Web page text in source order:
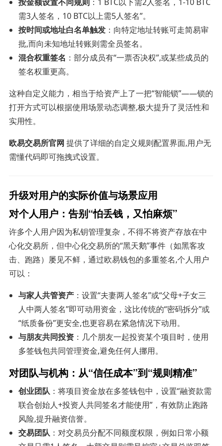
需3人签名，10 BTC以上需5人签名”。
按时间或地址白名单触发 ：向特定地址转账可走简易审
批,而向未知地址转账则需全员签名。
混合权重签名 ：部分成员有“一票否决权”,或某些成员的
签名权重更高。
这种自定义能力，相当于给资产上了一把“智能锁”——锁的
打开方式可以根据使用场景动态调整,极大提升了灵活性和
实用性。
欧易交易所官网 提供了详细的自定义规则配置界面,用户无
需懂代码即可拖拽式设置。
升级对用户的实际价值与场景应用
对个人用户：告别“怕丢钱，又怕麻烦”
许多个人用户因为私钥管理复杂，不得不将资产存放在中
心化交易所，但中心化交易所的“黑天鹅”事件（如黑客攻
击、跑路）屡见不鲜，通过欧易钱包的多重签名,个人用户
可以：
与家人共管资产 ：设置“夫妻两人签名”或“父母+子女三
人中两人签名”即可动用资金，这比传统的“密码拆分”或
“纸质备份”更安全,也更容易在紧急情况下动用。
与朋友共同投资 ：几个朋友一起投资某个项目时，使用
多签钱包共同管理资金,避免任何人挪用。
对团队与机构：从“信任成本”到“规则精准”
创业团队 ：将项目资金放在多签钱包中，设置“融资款需
联合创始人+投资人共同签名才能使用”，有效防止跑路
风险,提升融资信誉。
交易团队 ：对交易员分配不同额度权限，例如日常小额